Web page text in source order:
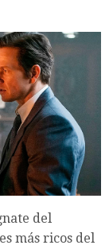
del
más ricos del